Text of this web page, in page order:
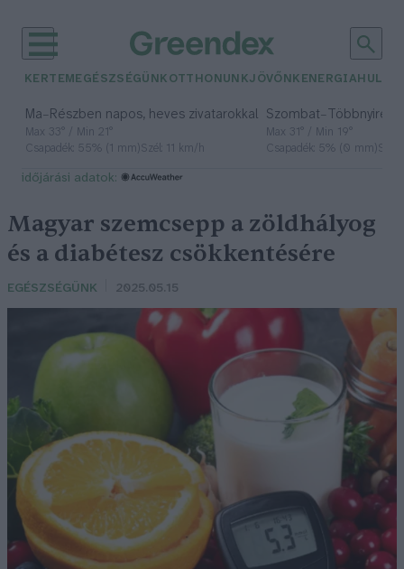
KERTEM EGÉSZSÉGÜNK OTTHONUNKJÖVŐNK ENERGIA
Ma– Részben napos, heves zivatarokkal
Max 33° / Min 21°
Csapadék: 55% (1 mm)Szél: 11 km/h
Szombat– Többnyire
Max 31° / Min 19°
Csapadék: 5% (0 mm)
időjárási adatok:
Magyar szemcsepp a zöldhályog
és a diabétesz csökkentésére
EGÉSZSÉGÜNK 2025.05.15